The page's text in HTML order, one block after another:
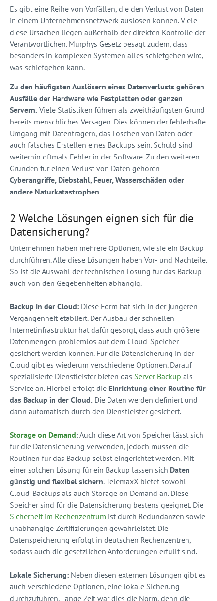
Es gibt eine Reihe von Vorfällen, die den Verlust von Daten
in einem Unternehmensnetzwerk auslösen können. Viele
diese Ursachen liegen außerhalb der direkten Kontrolle der
Verantwortlichen. Murphys Gesetz besagt zudem, dass
besonders in komplexen Systemen alles schiefgehen wird,
was schiefgehen kann.
Zu den häufigsten Auslösern eines Datenverlusts gehören
Ausfälle der Hardware wie Festplatten oder ganzen
Servern. Viele Statistiken führen als zweithäufigsten Grund
bereits menschliches Versagen. Dies können der fehlerhafte
Umgang mit Datenträgern, das Löschen von Daten oder
auch falsches Erstellen eines Backups sein. Schuld sind
weiterhin oftmals Fehler in der Software. Zu den weiteren
Gründen für einen Verlust von Daten gehören
Cyberangriffe, Diebstahl, Feuer, Wasserschäden oder
andere Naturkatastrophen.
2 Welche Lösungen eignen sich für die
Datensicherung?
Unternehmen haben mehrere Optionen, wie sie ein Backup
durchführen. Alle diese Lösungen haben Vor- und Nachteile.
So ist die Auswahl der technischen Lösung für das Backup
auch von den Gegebenheiten abhängig.
Backup in der Cloud: Diese Form hat sich in der jüngeren
Vergangenheit etabliert. Der Ausbau der schnellen
Internetinfrastruktur hat dafür gesorgt, dass auch größere
Datenmengen problemlos auf dem Cloud-Speicher
gesichert werden können. Für die Datensicherung in der
Cloud gibt es wiederum verschiedene Optionen. Darauf
spezialisierte Dienstleister bieten das Server Backup als
Service an. Hierbei erfolgt die Einrichtung einer Routine für
das Backup in der Cloud. Die Daten werden definiert und
dann automatisch durch den Dienstleister gesichert.
Storage on Demand:Auch diese Art von Speicher lässt sich
für die Datensicherung verwenden, jedoch müssen die
Routinen für das Backup selbst eingerichtet werden. Mit
einer solchen Lösung für ein Backup lassen sich Daten
günstig und flexibel sichern. TelemaxX bietet sowohl
Cloud-Backups als auch Storage on Demand an. Diese
Speicher sind für die Datensicherung bestens geeignet. Die
Sicherheit im Rechenzentrum ist durch Redundanzen sowie
unabhängige Zertifizierungen gewährleistet. Die
Datenspeicherung erfolgt in deutschen Rechenzentren,
sodass auch die gesetzlichen Anforderungen erfüllt sind.
Lokale Sicherung: Neben diesen externen Lösungen gibt es
auch verschiedene Optionen, eine lokale Sicherung
durchzuführen. Lange Zeit war dies die Norm, denn die